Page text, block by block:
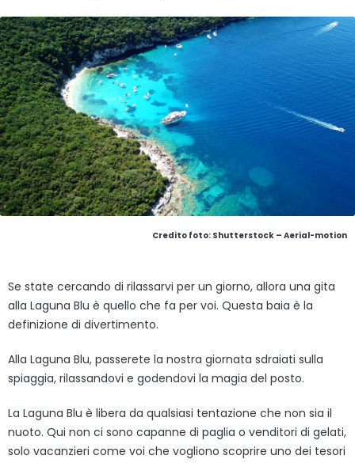
Credito foto: Shutterstock – Aerial-motion
Se state cercando di rilassarvi per un giorno, allora una gita
alla Laguna Blu è quello che fa per voi. Questa baia è la
definizione di divertimento.
Alla Laguna Blu, passerete la nostra giornata sdraiati sulla
spiaggia, rilassandovi e godendovi la magia del posto.
La Laguna Blu è libera da qualsiasi tentazione che non sia il
nuoto. Qui non ci sono capanne di paglia o venditori di gelati,
solo vacanzieri come voi che vogliono scoprire uno dei tesori